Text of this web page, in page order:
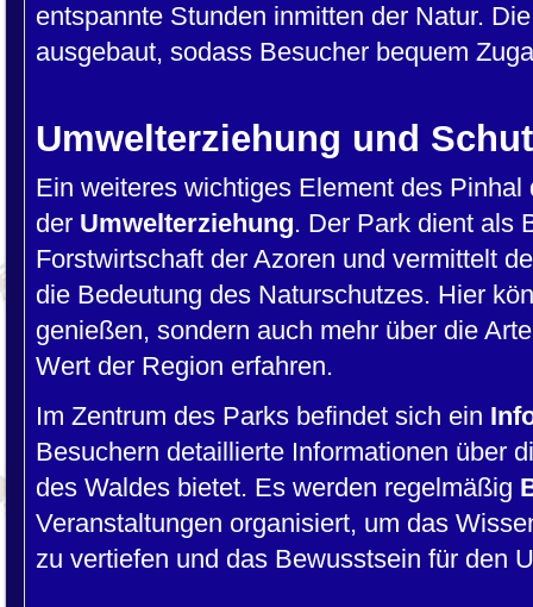
entspannte Stunden inmitten der Natur.
ausgebaut, sodass Besucher bequem
Umwelterziehung und
Ein weiteres wichtiges Element des
der Umwelterziehung. Der Park dient als
Forstwirtschaft der Azoren und vermittelt
die Bedeutung des Naturschutzes. Hier
genießen, sondern auch mehr über die
Wert der Region erfahren.
Im Zentrum des Parks befindet sich ein
Besuchern detaillierte Informationen über
des Waldes bietet. Es werden regelmäßig
Veranstaltungen organisiert, um das
zu vertiefen und das Bewusstsein für den